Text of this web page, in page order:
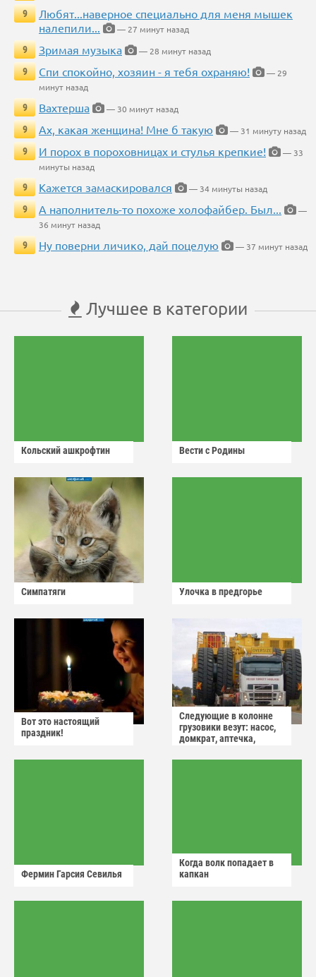
9
Любят...наверное специально для меня мышек
налепили...
— 27 минут назад
9
Зримая музыка
— 28 минут назад
9
Спи спокойно, хозяин - я тебя охраняю!
— 29
минут назад
9
Вахтерша
— 30 минут назад
9
Ах, какая женщина! Мне б такую
— 31 минуту назад
9
И порох в пороховницах и стулья крепкие!
— 33
минуты назад
9
Кажется замаскировался
— 34 минуты назад
9
А наполнитель-то похоже холофайбер. Был...
—
36 минут назад
9
Ну поверни личико, дай поцелую — 37 минут назад
Лучшее в категории
Кольский ашкрофтин Вести с Родины
Симпатяги Улочка в предгорье
Вот это настоящий
праздник!
Следующие в колонне
грузовики везут: насос,
домкрат, аптечка,
Фермин Гарсия Севилья
Когда волк попадает в
капкан